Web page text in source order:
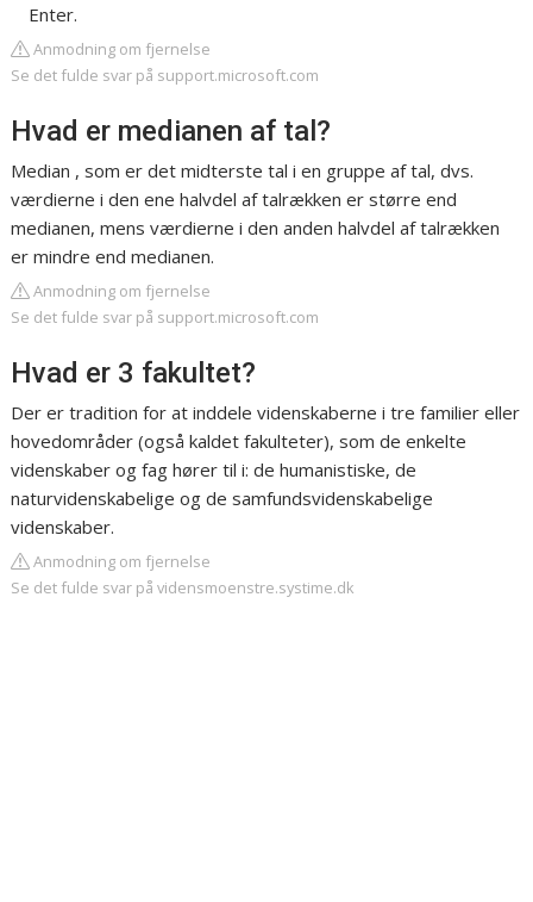
Enter.
Anmodning om fjernelse
Se det fulde svar på support.microsoft.com
Hvad er medianen af tal?
Median , som er det midterste tal i en gruppe af tal, dvs.
værdierne i den ene halvdel af talrækken er større end
medianen, mens værdierne i den anden halvdel af talrækken
er mindre end medianen.
Anmodning om fjernelse
Se det fulde svar på support.microsoft.com
Hvad er 3 fakultet?
Der er tradition for at inddele videnskaberne i tre familier eller
hovedområder (også kaldet fakulteter), som de enkelte
videnskaber og fag hører til i: de humanistiske, de
naturvidenskabelige og de samfundsvidenskabelige
videnskaber.
Anmodning om fjernelse
Se det fulde svar på vidensmoenstre.systime.dk